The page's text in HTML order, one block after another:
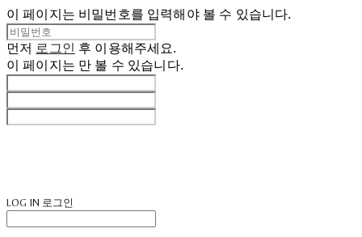
이 페이지는 비밀번호를 입력해야 볼 수 있습니다.
먼저 로그인 후 이용해주세요.
이 페이지는 만 볼 수 있습니다.
LOG IN 로그인